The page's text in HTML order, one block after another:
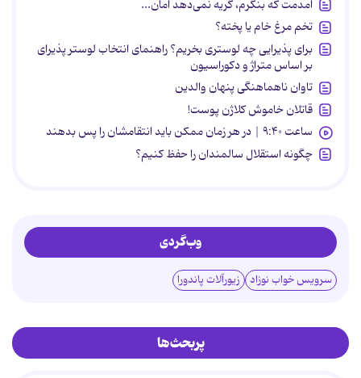
آمدمت که بنگرم، گریه نمی‌دهد امان...
تخم مرغ خام یا پخته؟
برای پذیرایی چه لوستری بخریم؟ راهنمای انتخاب لوستر پذیرای
بر اساس متراژ و دکوراسیون
تاوان ناهماهنگی پنهان والدین
قاتلان خاموش کلاژن پوست!
ساعت ۹:۴۰ | در هر زمان ممکن باید انتقامشان را پس بدهند
چگونه استقلال سالمندان را حفظ کنیم؟
وب‌گردی
سرویس خواب نوزاد زیورآلات پاندورا
پربحث‌ها